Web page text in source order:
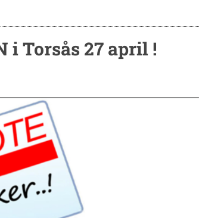
i Torsås 27 april !